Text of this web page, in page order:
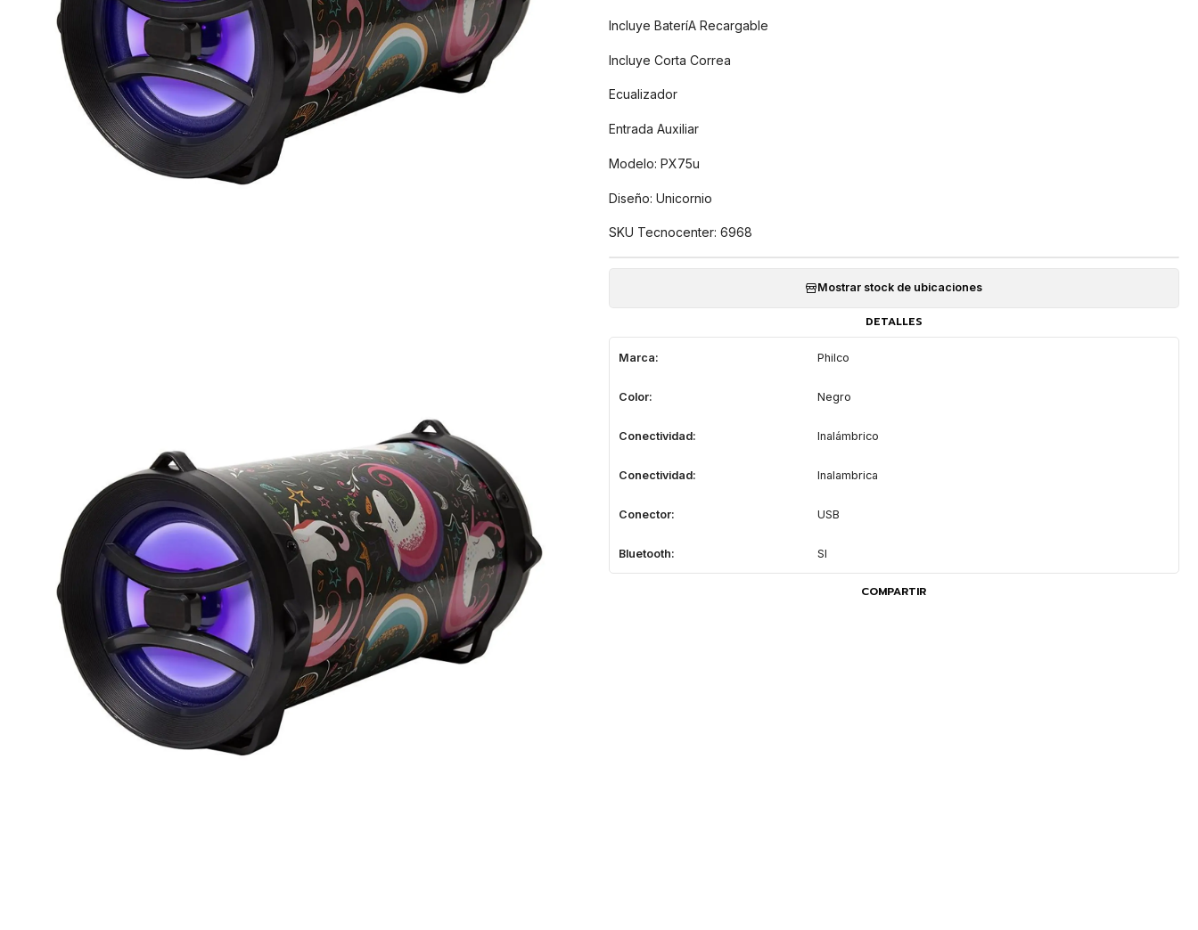
Incluye BateríA Recargable
Incluye Corta Correa
Ecualizador
Entrada Auxiliar
Modelo: PX75u
Diseño: Unicornio
SKU Tecnocenter: 6968
Mostrar stock de ubicaciones
DETALLES
Marca: Philco
Color: Negro
Conectividad: Inalámbrico
Conectividad: Inalambrica
Conector: USB
Bluetooth: SI
COMPARTIR